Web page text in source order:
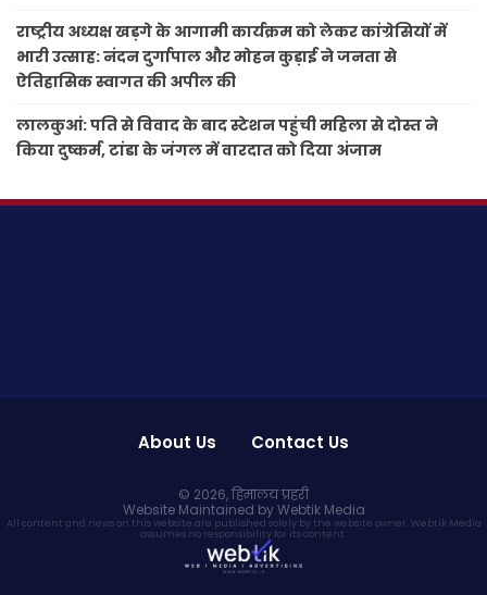
राष्ट्रीय अध्यक्ष खड़गे के आगामी कार्यक्रम को लेकर कांग्रेसियों में
भारी उत्साह: नंदन दुर्गापाल और मोहन कुड़ाई ने जनता से
ऐतिहासिक स्वागत की अपील की
लालकुआं: पति से विवाद के बाद स्टेशन पहुंची महिला से दोस्त ने
किया दुष्कर्म, टांडा के जंगल में वारदात को दिया अंजाम
About Us Contact Us
© 2026,हिमालय प्रहरी
Website Maintained by Webtik Media
All content and news on this website are published solely by the website owner. Webtik Media
assumes no responsibility for its content.